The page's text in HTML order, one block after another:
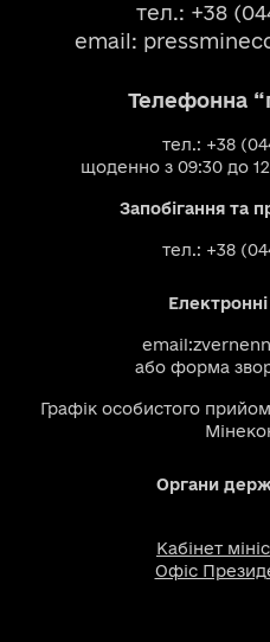
тел.: +38
email:
Телефонна
тел.: +38
щоденно з 09:30 до
Запобігання та
тел.: +38
email:
або форма
Графік особистого
Органи
Кабінет
Офіс